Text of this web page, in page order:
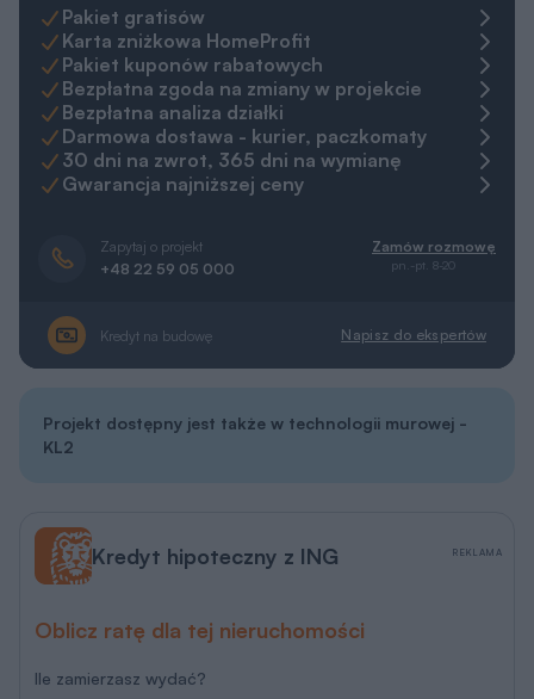
Pakiet gratisów
Karta zniżkowa HomeProfit
Pakiet kuponów rabatowych
Bezpłatna zgoda na zmiany w projekcie
Bezpłatna analiza działki
Darmowa dostawa - kurier, paczkomaty
30 dni na zwrot, 365 dni na wymianę
Gwarancja najniższej ceny
Zapytaj o projekt
+48 22 59 05 000
Zamów rozmowę
pn.-pt. 8-20
Kredyt na budowę Napisz do ekspertów
Projekt dostępny jest także w technologii murowej -
KL2
Kredyt hipoteczny z ING
Oblicz ratę dla tej nieruchomości
Ile zamierzasz wydać?
REKLAMA